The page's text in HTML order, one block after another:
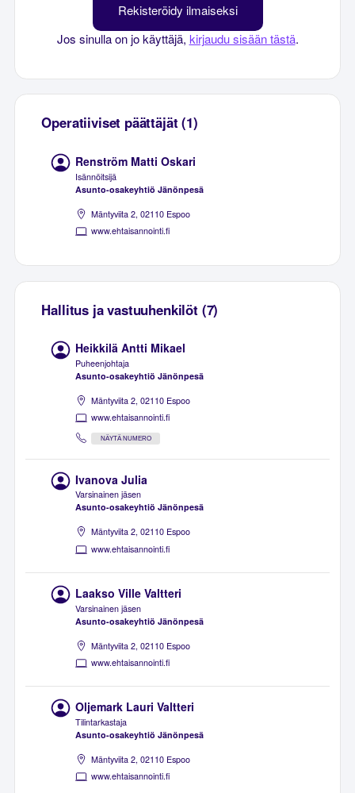
Rekisteröidy ilmaiseksi
Jos sinulla on jo käyttäjä, kirjaudu sisään tästä.
Operatiiviset päättäjät (1)
Renström Matti Oskari
Isännöitsijä
Asunto-osakeyhtiö Jänönpesä
Mäntyviita 2, 02110 Espoo
www.ehtaisannointi.fi
Hallitus ja vastuuhenkilöt (7)
Heikkilä Antti Mikael
Puheenjohtaja
Asunto-osakeyhtiö Jänönpesä
Mäntyviita 2, 02110 Espoo
www.ehtaisannointi.fi
NÄYTÄ NUMERO
Ivanova Julia
Varsinainen jäsen
Asunto-osakeyhtiö Jänönpesä
Mäntyviita 2, 02110 Espoo
www.ehtaisannointi.fi
Laakso Ville Valtteri
Varsinainen jäsen
Asunto-osakeyhtiö Jänönpesä
Mäntyviita 2, 02110 Espoo
www.ehtaisannointi.fi
Oljemark Lauri Valtteri
Tilintarkastaja
Asunto-osakeyhtiö Jänönpesä
Mäntyviita 2, 02110 Espoo
www.ehtaisannointi.fi